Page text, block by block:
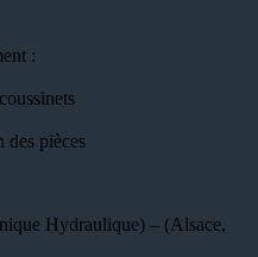
:
des pièces
Hydraulique) – (Alsace,